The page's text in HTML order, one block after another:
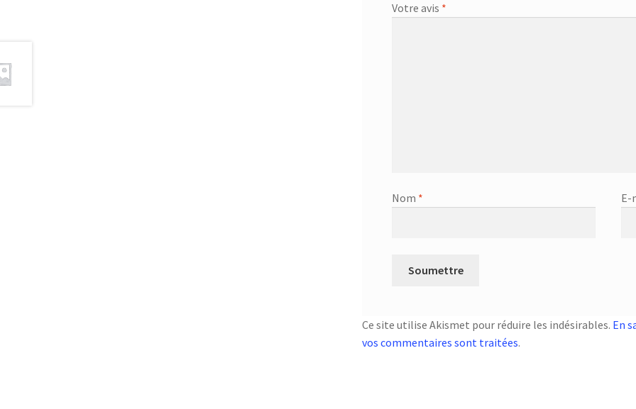
Votre avis *
Nom * E-
Ce site utilise Akismet pour réduire les indésirables. En
vos commentaires sont traitées.